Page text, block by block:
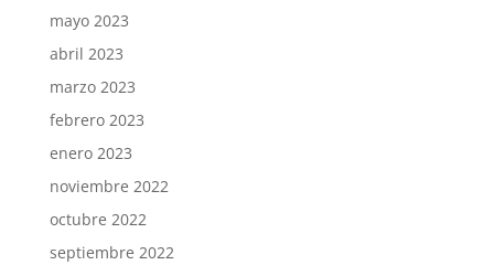
mayo 2023
abril 2023
marzo 2023
febrero 2023
enero 2023
noviembre 2022
octubre 2022
septiembre 2022